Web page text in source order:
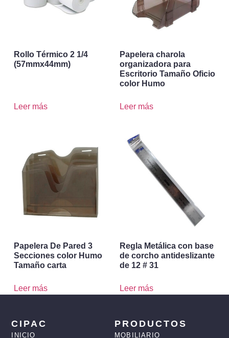
Rollo Térmico 2 1/4
(57mmx44mm)
Leer más
Papelera charola
organizadora para
Escritorio Tamaño Oficio
color Humo
Leer más
Papelera De Pared 3
Secciones color Humo
Tamaño carta
Leer más
Regla Metálica con base
de corcho antideslizante
de 12 # 31
Leer más
CIPAC
INICIO
PRODUCTOS
MOBILIARIO